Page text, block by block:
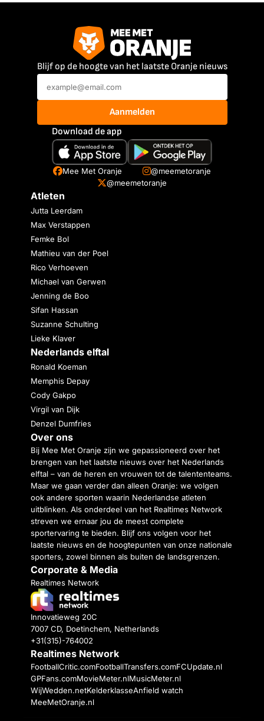
Blijf op de hoogte van het laatste Oranje nieuws
Aanmelden
Download de app
Mee Met Oranje
@meemetoranje
@meemetoranje
Atleten
Jutta Leerdam
Max Verstappen
Femke Bol
Mathieu van der Poel
Rico Verhoeven
Michael van Gerwen
Jenning de Boo
Sifan Hassan
Suzanne Schulting
Lieke Klaver
Nederlands elftal
Ronald Koeman
Memphis Depay
Cody Gakpo
Virgil van Dijk
Denzel Dumfries
Over ons
Bij Mee Met Oranje zijn we gepassioneerd over het
brengen van het laatste nieuws over het Nederlands
elftal – van de heren en vrouwen tot de talententeams.
Maar we gaan verder dan alleen Oranje: we volgen
ook andere sporten waarin Nederlandse atleten
uitblinken. Als onderdeel van het Realtimes Network
streven we ernaar jou de meest complete
sportervaring te bieden. Blijf ons volgen voor het
laatste nieuws en de hoogtepunten van onze nationale
sporters, zowel binnen als buiten de landsgrenzen.
Corporate & Media
Realtimes Network
Innovatieweg 20C
7007 CD, Doetinchem, Netherlands
+31(315)-764002
Realtimes Network
FootballCritic.comFootballTransfers.comFCUpdate.nl
GPFans.comMovieMeter.nlMusicMeter.nl
WijWedden.netKelderklasseAnfield watch
MeeMetOranje.nl